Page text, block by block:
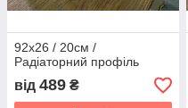
92x26 / 20см /
Радіаторний профіль
від 489 ₴